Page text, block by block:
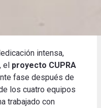
intensa,
el proyecto CUPRA
fase después de
los cuatro equipos
trabajado con